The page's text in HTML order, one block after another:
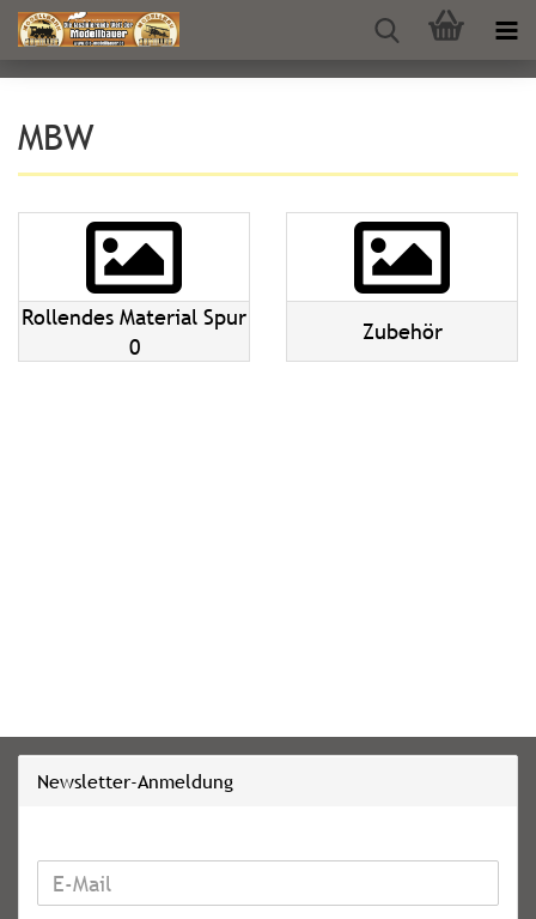
MBW
Rollendes Material Spur
0
Zubehör
Newsletter-Anmeldung
WEITER
ZUR
E-